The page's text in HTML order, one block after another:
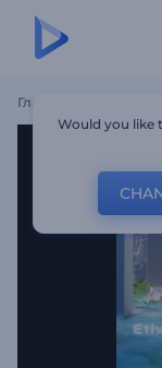
Главная
Would you like